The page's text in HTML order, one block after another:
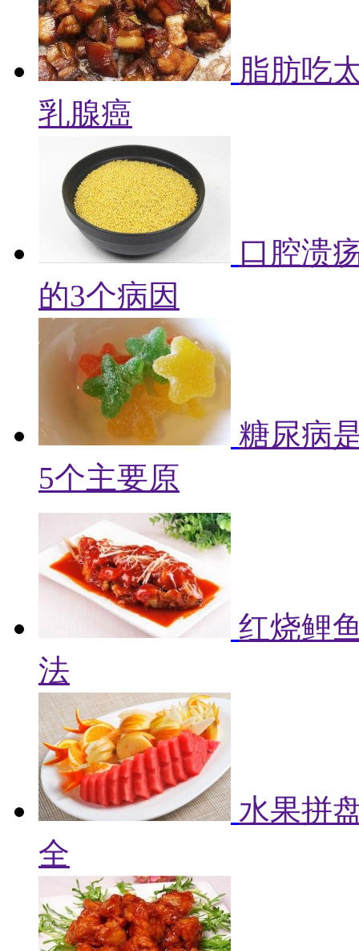
脂肪吃
乳腺癌
口腔溃
的3个病因
糖尿病
5个主要原
红烧鲤
法
水果拼
全